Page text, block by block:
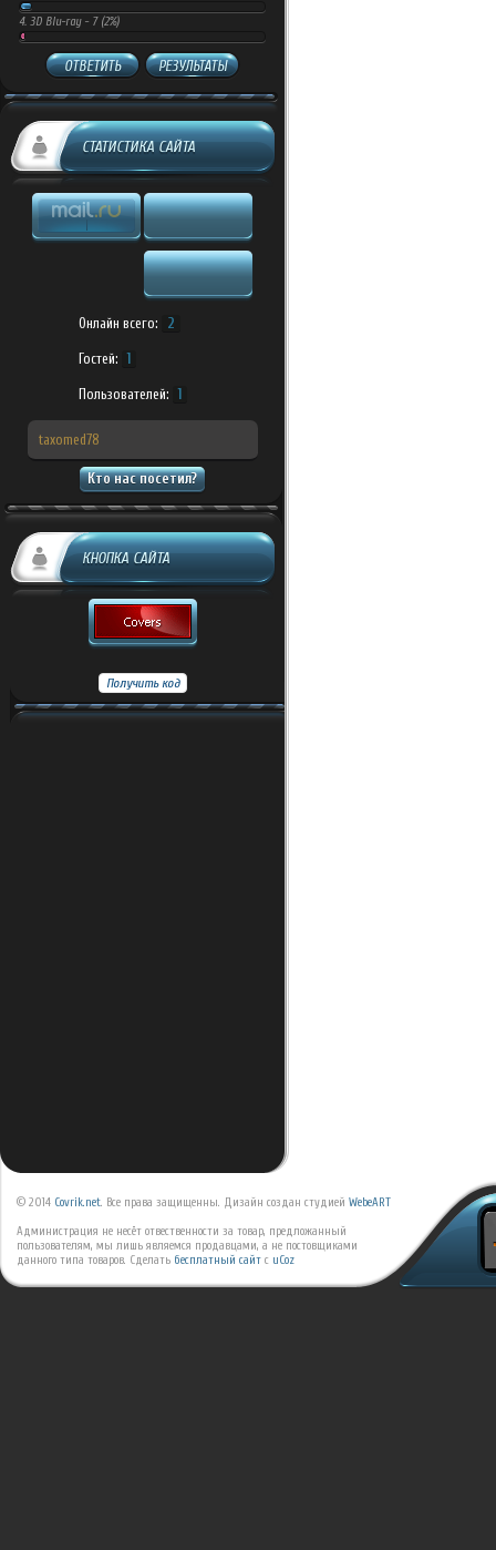
4. 3D Blu-ray - 7 (2%)
ОТВЕТИТЬ РЕЗУЛЬТАТЫ
СТАТИСТИКА САЙТА
Онлайн всего: 2
Гостей: 1
Пользователей: 1
taxomed78
Кто нас посетил?
КНОПКА САЙТА
© 2014 Covrik.net. Все права защищенны. Дизайн создан студией WebeART
Администрация не несёт отвественности за товар, предложанный
пользователям, мы лишь являемся продавцами, а не постовщиками
данного типа товаров. Сделать бесплатный сайт с uCoz